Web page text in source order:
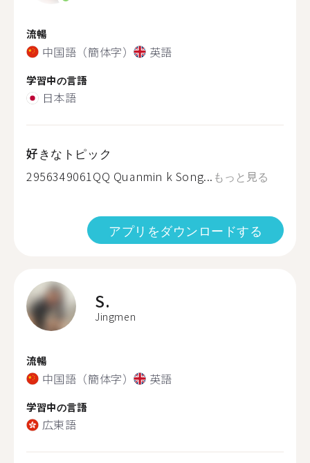
流暢
中国語（簡体字） 英語
学習中の言語
日本語
好きなトピック
2956349061QQ Quanmin k Song... もっと見る
アプリをダウンロードする
S.
Jingmen
流暢
中国語（簡体字） 英語
学習中の言語
広東語